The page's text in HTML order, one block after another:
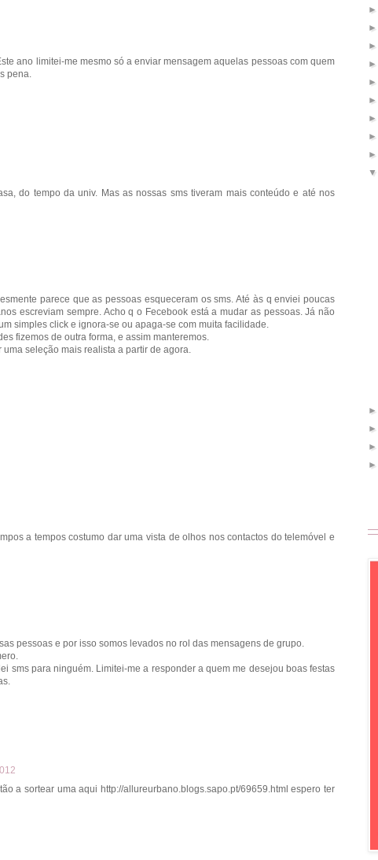
ano limitei-me mesmo só a enviar mensagem aquelas pessoas com quem
pena.
do tempo da univ. Mas as nossas sms tiveram mais conteúdo e até nos
parece que as pessoas esqueceram os sms. Até às q enviei poucas
escreviam sempre. Acho q o Fecebook está a mudar as pessoas. Já não
simples click e ignora-se ou apaga-se com muita facilidade.
fizemos de outra forma, e assim manteremos.
seleção mais realista a partir de agora.
a tempos costumo dar uma vista de olhos nos contactos do telemóvel e
pessoas e por isso somos levados no rol das mensagens de grupo.
sms para ninguém. Limitei-me a responder a quem me desejou boas festas
a sortear uma aqui http://allureurbano.blogs.sapo.pt/69659.html espero ter
►
►
►
►
►
►
►
►
►
▼
►
►
►
►